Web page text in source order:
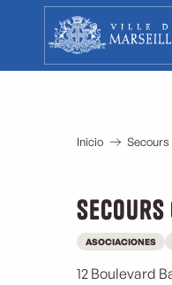
contenu
principal
Inicio
ASOCIACIONES
12 Boulevard